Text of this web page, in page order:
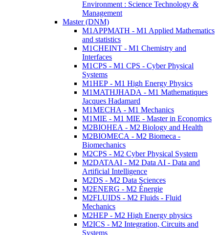
Environment : Science Technology &
Management
Master (DNM)
M1APPMATH - M1 Applied Mathematics
and statistics
M1CHEINT - M1 Chemistry and
Interfaces
M1CPS - M1 CPS - Cyber Physical
Systems
M1HEP - M1 High Energy Physics
M1MATHJHADA - M1 Mathematiques
Jacques Hadamard
M1MECHA - M1 Mechanics
M1MIE - M1 MIE - Master in Economics
M2BIOHEA - M2 Biology and Health
M2BIOMECA - M2 Biomeca -
Biomechanics
M2CPS - M2 Cyber Physical System
M2DATAAI - M2 Data AI - Data and
Artificial Intelligence
M2DS - M2 Data Sciences
M2ENERG - M2 Énergie
M2FLUIDS - M2 Fluids - Fluid
Mechanics
M2HEP - M2 High Energy physics
M2ICS - M2 Integration, Circuits and
Systems